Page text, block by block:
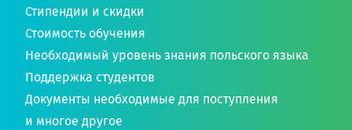
Стипендии и скидки
Стоимость обучения
Необходимый уровень знания польского языка
Поддержка студентов
Документы необходимые для поступления
и многое другое